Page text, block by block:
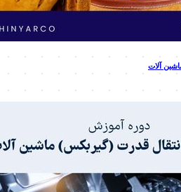
آلات